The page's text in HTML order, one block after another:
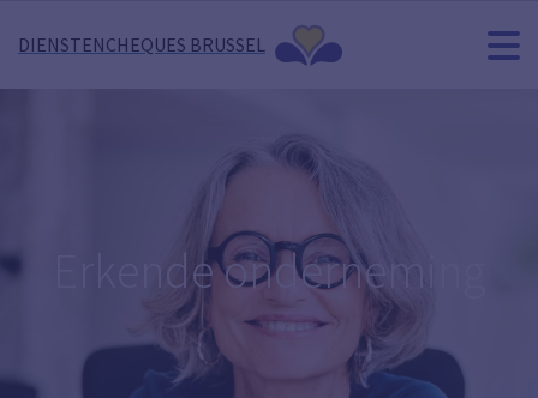
DIENSTENCHEQUES BRUSSEL
Erkende onderneming